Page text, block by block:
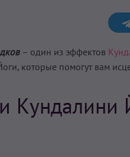
– один из эффектов
которые помогут вам
Кундалини